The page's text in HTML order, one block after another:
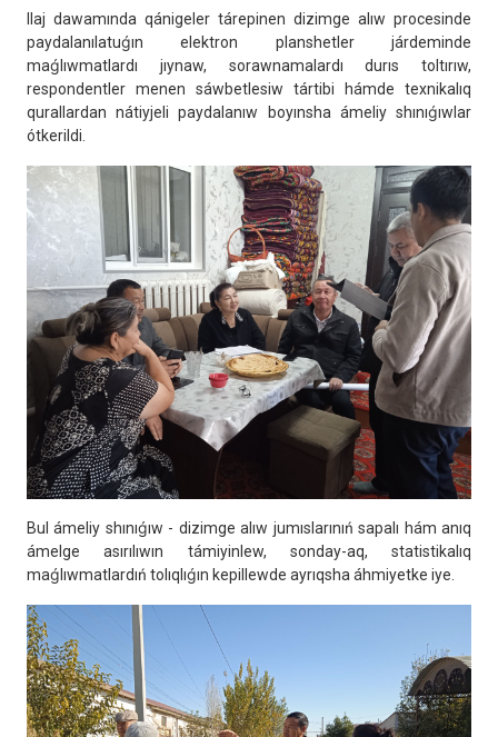
Ilaj dawamında qánigeler tárepinen dizimge alıw procesinde
paydalanılatuǵın elektron planshetler járdeminde
maǵlıwmatlardı jıynaw, sorawnamalardı durıs toltırıw,
respondentler menen sáwbetlesiw tártibi hámde texnikalıq
qurallardan nátiyjeli paydalanıw boyınsha ámeliy shınıǵıwlar
ótkerildi.
Bul ámeliy shınıǵıw - dizimge alıw jumıslarınıń sapalı hám anıq
ámelge asırılıwın támiyinlew, sonday-aq, statistikalıq
maǵlıwmatlardıń tolıqlıǵın kepillewde ayrıqsha áhmiyetke iye.